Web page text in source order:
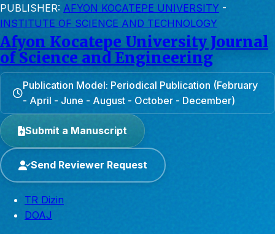
PUBLISHER: AFYON KOCATEPE UNIVERSITY -
INSTITUTE OF SCIENCE AND TECHNOLOGY
Afyon Kocatepe University Journal
of Science and Engineering
Publication Model: Periodical Publication (February
- April - June - August - October - December)
Submit a Manuscript
Send Reviewer Request
TR Dizin
DOAJ